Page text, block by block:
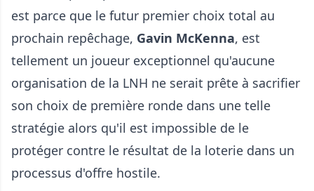
est parce que le futur premier choix total au
prochain repêchage, Gavin McKenna, est
tellement un joueur exceptionnel qu'aucune
organisation de la LNH ne serait prête à sacrifier
son choix de première ronde dans une telle
stratégie alors qu'il est impossible de le
protéger contre le résultat de la loterie dans un
processus d'offre hostile.